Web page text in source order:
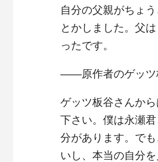
自分の父親がちょ
とかしました。父
ったです。
――原作者のゲッツ
ゲッツ板谷さんか
下さい。僕は永瀬
分があります。で
いし、本当の自分